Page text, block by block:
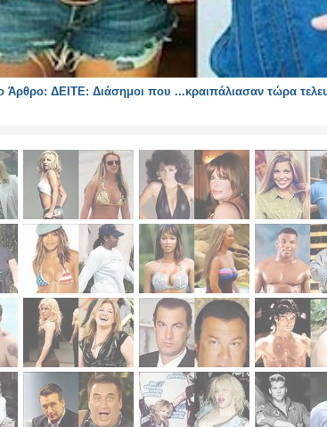
ΔΕΙΤΕ: Διάσημοι που ...κραιπάλιασαν τώρα